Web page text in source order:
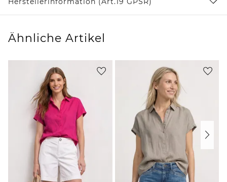
Ähnliche Artikel